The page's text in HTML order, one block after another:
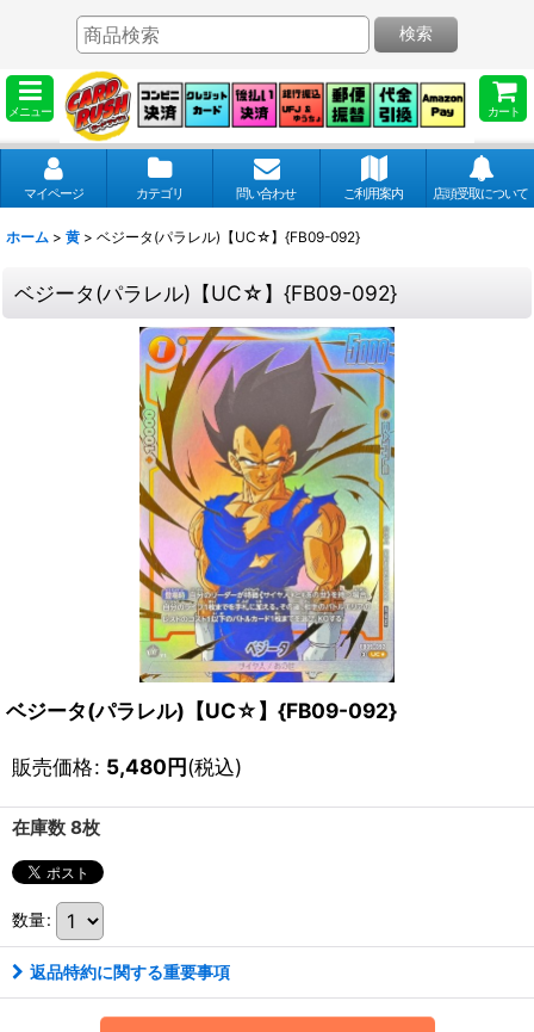
メニュー カート
検索
マイページ カテゴリ 問い合わせ ご利用案内 店頭受取について
ホーム > 黄 > ベジータ(パラレル)【UC☆】{FB09-092}
ベジータ(パラレル)【UC☆】{FB09-092}
ベジータ(パラレル)【UC☆】{FB09-092}
販売価格: 5,480円(税込)
在庫数 8枚
数量:
返品特約に関する重要事項